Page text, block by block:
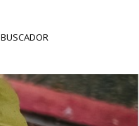
BUSCADOR